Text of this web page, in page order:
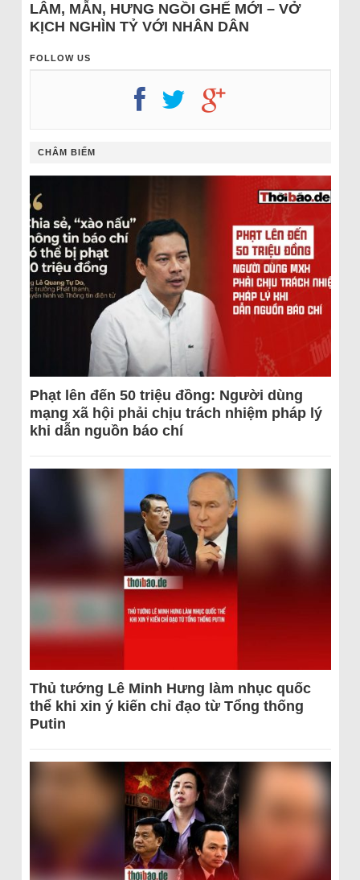
LÂM, MẪN, HƯNG NGỒI GHẾ MỚI – VỞ
KỊCH NGHÌN TỶ VỚI NHÂN DÂN
FOLLOW US
CHÂM BIẾM
Phạt lên đến 50 triệu đồng: Người dùng
mạng xã hội phải chịu trách nhiệm pháp lý
khi dẫn nguồn báo chí
Thủ tướng Lê Minh Hưng làm nhục quốc
thể khi xin ý kiến chỉ đạo từ Tổng thống
Putin